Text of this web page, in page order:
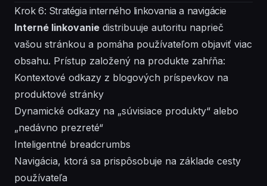
Krok 6: Stratégia interného linkovania a navigácie
Interné linkovanie distribuuje autoritu naprieč
vašou stránkou a pomáha používateľom objaviť viac
obsahu. Prístup založený na produkte zahŕňa:
Kontextové odkazy z blogových príspevkov na
produktové stránky
Dynamické odkazy na „súvisiace produkty“ alebo
„nedávno prezreté“
Inteligentné breadcrumbs
Navigácia, ktorá sa prispôsobuje na základe cesty
používateľa